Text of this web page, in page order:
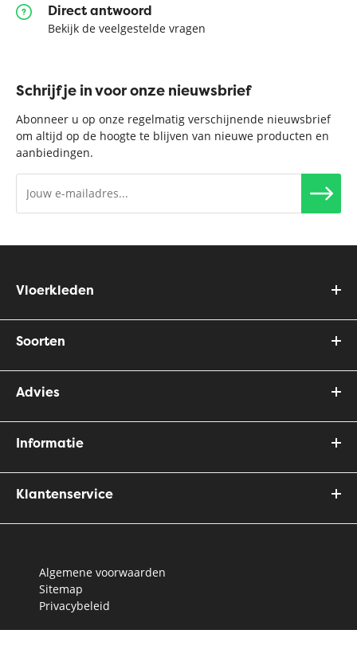
Direct antwoord
Bekijk de veelgestelde vragen
Schrijf je in voor onze nieuwsbrief
Abonneer u op onze regelmatig verschijnende nieuwsbrief
om altijd op de hoogte te blijven van nieuwe producten en
aanbiedingen.
Vloerkleden
Soorten
Advies
Informatie
Klantenservice
Algemene voorwaarden
Sitemap
Privacybeleid